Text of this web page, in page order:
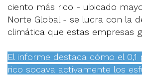
ciento más rico - ubicado
Norte Global - se lucra con la
climática que estas empresas
El informe destaca cómo el
rico socava activamente los